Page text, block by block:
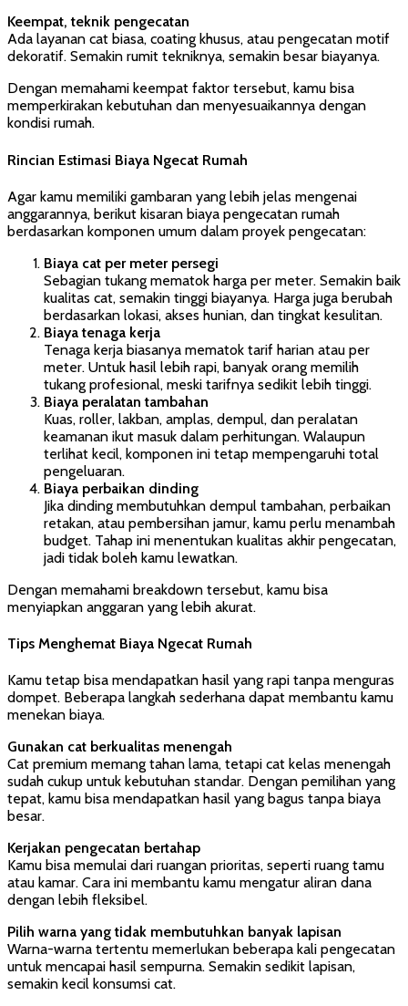
Keempat, teknik pengecatan
Ada layanan cat biasa, coating khusus, atau pengecatan motif
dekoratif. Semakin rumit tekniknya, semakin besar biayanya.
Dengan memahami keempat faktor tersebut, kamu bisa
memperkirakan kebutuhan dan menyesuaikannya dengan
kondisi rumah.
Rincian Estimasi Biaya Ngecat Rumah
Agar kamu memiliki gambaran yang lebih jelas mengenai
anggarannya, berikut kisaran biaya pengecatan rumah
berdasarkan komponen umum dalam proyek pengecatan:
Biaya cat per meter persegi
Sebagian tukang mematok harga per meter. Semakin baik
kualitas cat, semakin tinggi biayanya. Harga juga berubah
berdasarkan lokasi, akses hunian, dan tingkat kesulitan.
Biaya tenaga kerja
Tenaga kerja biasanya mematok tarif harian atau per
meter. Untuk hasil lebih rapi, banyak orang memilih
tukang profesional, meski tarifnya sedikit lebih tinggi.
Biaya peralatan tambahan
Kuas, roller, lakban, amplas, dempul, dan peralatan
keamanan ikut masuk dalam perhitungan. Walaupun
terlihat kecil, komponen ini tetap mempengaruhi total
pengeluaran.
Biaya perbaikan dinding
Jika dinding membutuhkan dempul tambahan, perbaikan
retakan, atau pembersihan jamur, kamu perlu menambah
budget. Tahap ini menentukan kualitas akhir pengecatan,
jadi tidak boleh kamu lewatkan.
Dengan memahami breakdown tersebut, kamu bisa
menyiapkan anggaran yang lebih akurat.
Tips Menghemat Biaya Ngecat Rumah
Kamu tetap bisa mendapatkan hasil yang rapi tanpa menguras
dompet. Beberapa langkah sederhana dapat membantu kamu
menekan biaya.
Gunakan cat berkualitas menengah
Cat premium memang tahan lama, tetapi cat kelas menengah
sudah cukup untuk kebutuhan standar. Dengan pemilihan yang
tepat, kamu bisa mendapatkan hasil yang bagus tanpa biaya
besar.
Kerjakan pengecatan bertahap
Kamu bisa memulai dari ruangan prioritas, seperti ruang tamu
atau kamar. Cara ini membantu kamu mengatur aliran dana
dengan lebih fleksibel.
Pilih warna yang tidak membutuhkan banyak lapisan
Warna-warna tertentu memerlukan beberapa kali pengecatan
untuk mencapai hasil sempurna. Semakin sedikit lapisan,
semakin kecil konsumsi cat.